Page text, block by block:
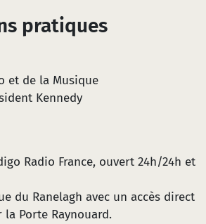
pratiques
et de la Musique
Kennedy
Radio France, ouvert 24h/24h et
du Ranelagh avec un accès direct
la Porte Raynouard.